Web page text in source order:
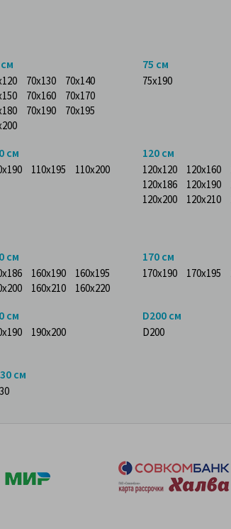
70x130
70x140
70x160
70x170
70x190
70x195
75 см
75x190
см
110x195 110x200
120 см
120x120 120x160
120x186
120x190
120x200
120x210
см
160x190
160x195
160x210 160x220
170 см
170x190 170x195
см
190x200
D200 см
D200
см